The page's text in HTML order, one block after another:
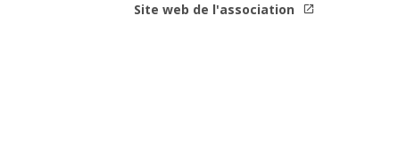
Site web de l'association